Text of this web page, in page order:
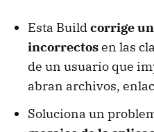
Esta Build corrige
incorrectosen las
de un usuario que
abran archivos,
Soluciona un